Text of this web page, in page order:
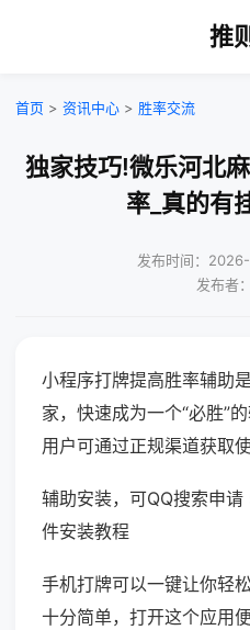
推
首页 > 资讯中心 > 胜率交流
独家技巧!微乐河北
率_真的有
发布时间：
发布者
小程序打牌提高胜率辅助
家，快速成为一个“必胜”
用户可通过正规渠道获取使
辅助安装，可QQ搜索申
件安装教程
手机打牌可以一键让你轻
十分简单，打开这个应用